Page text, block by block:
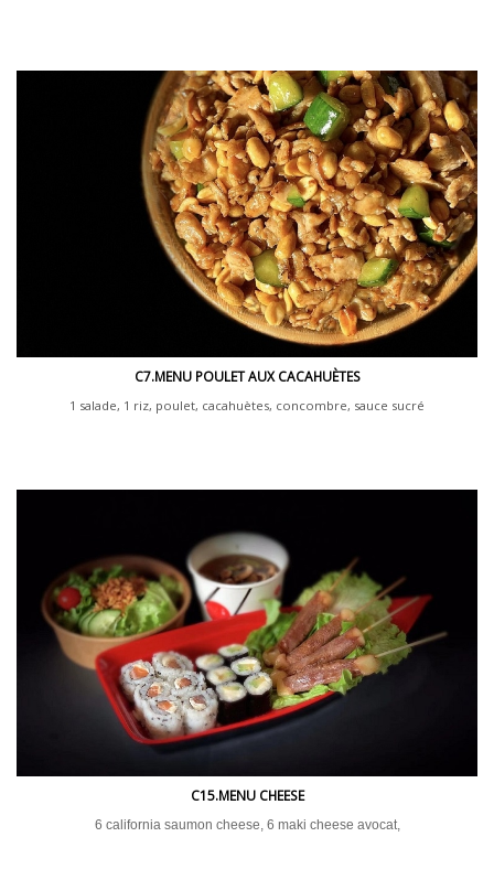
C7.MENU POULET AUX CACAHUÈTES
1 salade, 1 riz, poulet, cacahuètes, concombre, sauce sucré
C15.MENU CHEESE
6 california saumon cheese, 6 maki cheese avocat,